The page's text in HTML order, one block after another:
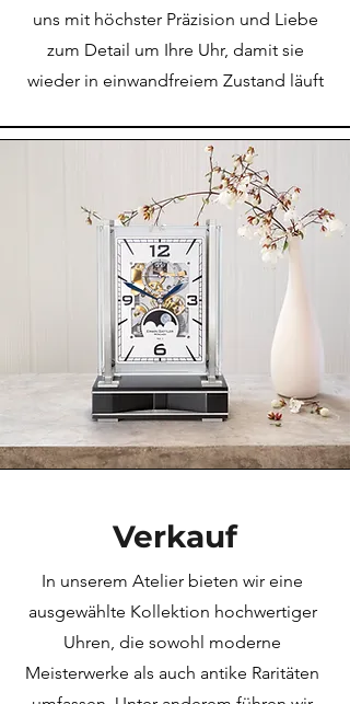
uns mit höchster Präzision und Liebe
zum Detail um Ihre Uhr, damit sie
wieder in einwandfreiem Zustand läuft
Verkauf
In unserem Atelier bieten wir eine
ausgewählte Kollektion hochwertiger
Uhren, die sowohl moderne
Meisterwerke als auch antike Raritäten